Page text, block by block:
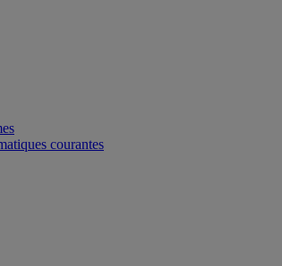
courantes